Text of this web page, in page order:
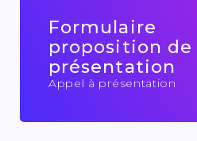
Formulaire
proposition de
présentation
Appel à présentation